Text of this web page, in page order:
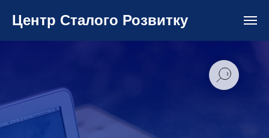
Центр Сталого Розвитку